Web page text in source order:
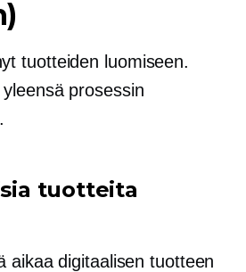
tuotteiden luomiseen.
prosessin
tuotteita
aikaa digitaalisen tuotteen